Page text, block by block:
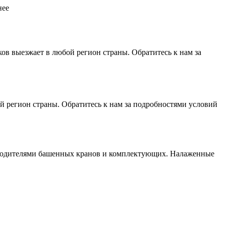
выезжает в любой регион страны. Обратитесь к нам за
страны. Обратитесь к нам за подробностями условий
башенных кранов и комплектующих. Налаженные